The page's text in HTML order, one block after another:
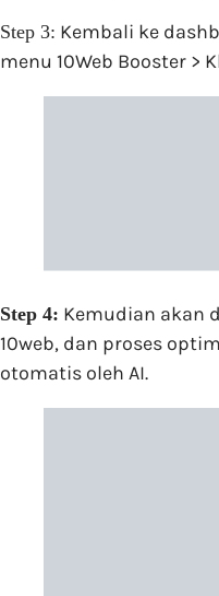
Step 3: Kembali ke
menu 10Web Booster >
Step 4: Kemudian akan
10web, dan proses
otomatis oleh AI.